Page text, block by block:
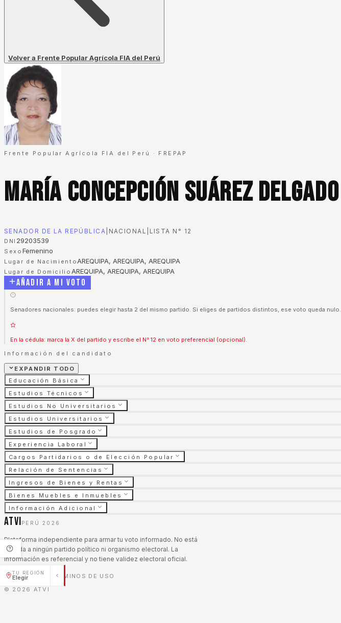
TU REGIÓN
Elegir
Volver a Frente Popular Agrícola FIA del Perú
Frente Popular Agrícola FIA del Perú · FREPAP
María Concepción Suárez Delgado
SENADOR DE LA REPÚBLICA NACIONAL LISTA N° 12
DNI 29203539
Sexo Femenino
Lugar de NacimientoAREQUIPA, AREQUIPA, AREQUIPA
Lugar de Domicilio AREQUIPA, AREQUIPA, AREQUIPA
Añadir a mi voto
Senadores nacionales: puedes elegir hasta 2 del mismo partido. Si eliges de partidos distintos, ese voto queda nulo.
En la cédula: marca la X del partido y escribe el N° 12 en voto preferencial (opcional).
Información del candidato
EXPANDIR TODO
Educación Básica
Estudios Técnicos
Estudios No Universitarios
Estudios Universitarios
Estudios de Posgrado
Experiencia Laboral
Cargos Partidarios o de Elección Popular
Relación de Sentencias
Ingresos de Bienes y Rentas
Bienes Muebles e Inmuebles
Información Adicional
ATVI PERÚ 2026
Plataforma independiente para armar tu voto informado. No está
afiliada a ningún partido político ni organismo electoral. La
información es referencial y no tiene validez electoral oficial.
AVISO LEGAL
TÉRMINOS DE USO
© 2026 ATVI